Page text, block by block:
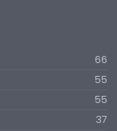
66
55
55
37